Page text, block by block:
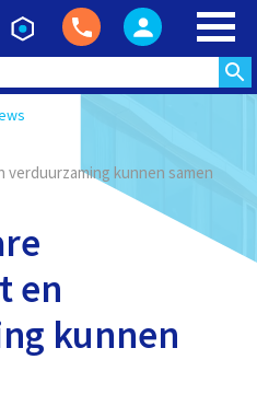
verduurzaming kunnen samen
en
kunnen